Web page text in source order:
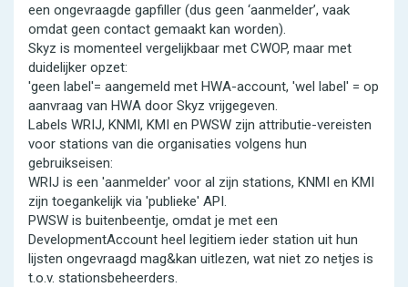
een ongevraagde gapfiller (dus geen ‘aanmelder’, vaak
omdat geen contact gemaakt kan worden).
Skyz is momenteel vergelijkbaar met CWOP, maar met
duidelijker opzet:
'geen label'= aangemeld met HWA-account, 'wel label' = op
aanvraag van HWA door Skyz vrijgegeven.
Labels WRIJ, KNMI, KMI en PWSW zijn attributie-vereisten
voor stations van die organisaties volgens hun
gebruikseisen:
WRIJ is een 'aanmelder' voor al zijn stations, KNMI en KMI
zijn toegankelijk via 'publieke' API.
PWSW is buitenbeentje, omdat je met een
DevelopmentAccount heel legitiem ieder station uit hun
lijsten ongevraagd mag&kan uitlezen, wat niet zo netjes is
t.o.v. stationsbeheerders.